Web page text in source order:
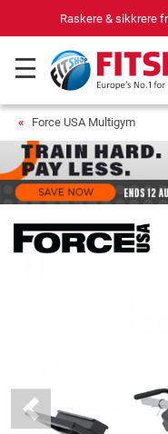
Din
Force USA Multigym
Previous